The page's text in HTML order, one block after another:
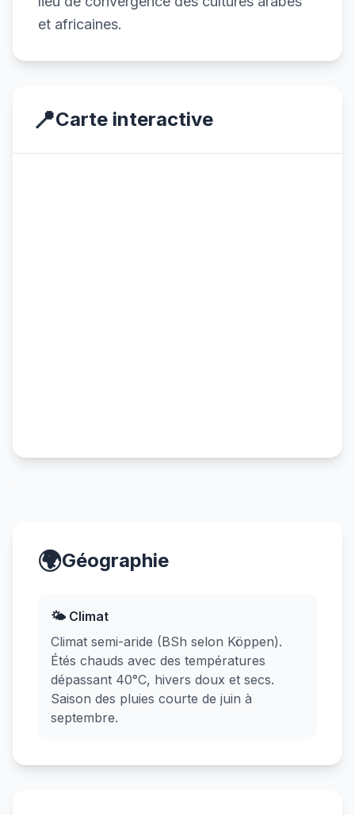
et africaines.
📍Carte interactive
🌍Géographie
🌤️ Climat
Climat semi-aride (BSh selon Köppen).
Étés chauds avec des températures
dépassant 40°C, hivers doux et secs.
Saison des pluies courte de juin à
septembre.